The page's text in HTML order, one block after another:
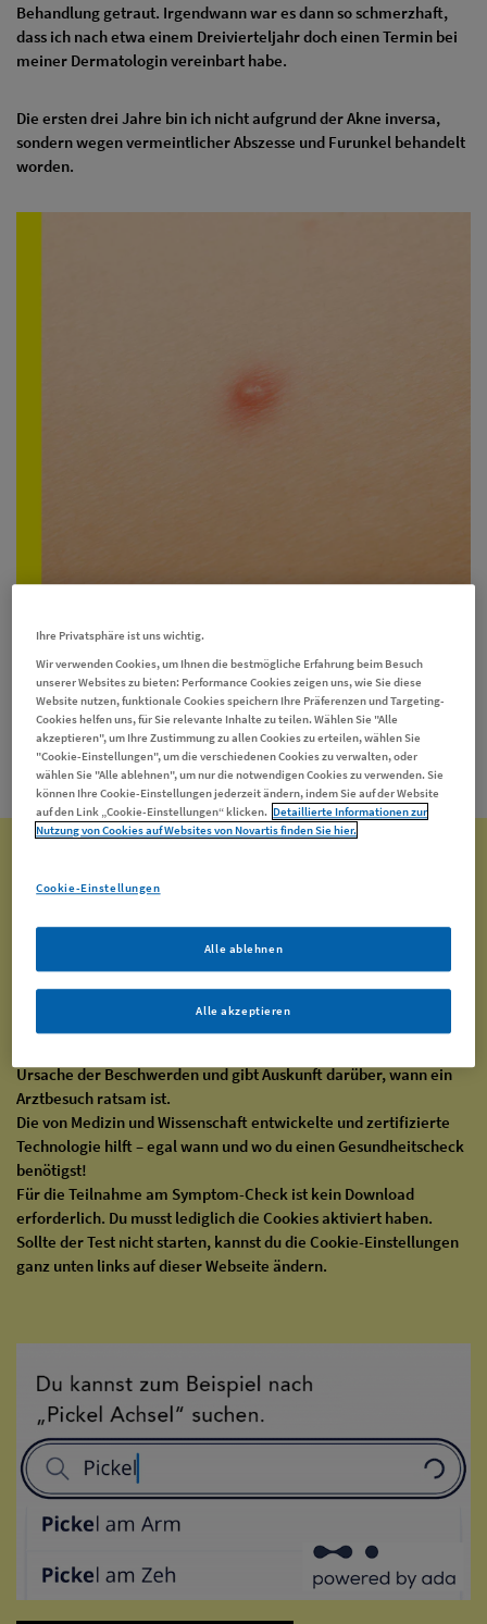
Behandlung getraut. Irgendwann war es dann so schmerzhaft,
dass ich nach etwa einem Dreivierteljahr doch einen Termin bei
meiner Dermatologin vereinbart habe.
Die ersten drei Jahre bin ich nicht aufgrund der Akne inversa,
sondern wegen vermeintlicher Abszesse und Furunkel behandelt
worden.
Meine Hautärztin wusste auch nicht, was es ist, und hat mich zur
Chirurgie geschickt, um die entzündeten Stellen aufschneiden zu
lassen. Alle Ärzt*innen haben nicht erkannt, dass es sich bei
meinen Symptomen um Akne inversa handelt. Ich selbst kannte
die Erkrankung bis dato ja auch nicht.
jetzt den Ada Symptom-Check!
Schmerzhafte Hautentzündungen, Juckreiz und
Bewegungseinschränkungen – die Symptome der chronisch-
entzündlichen Hauterkrankung Akne inversa können sehr
Ada analysiert anhand eines systematischen Fragenkatalogs
Ursache der Beschwerden und gibt Auskunft darüber, wann ein
Arztbesuch ratsam ist.
Die von Medizin und Wissenschaft entwickelte und zertifizierte
Technologie hilft – egal wann und wo du einen Gesundheitscheck
benötigst!
Für die Teilnahme am Symptom-Check ist kein Download
erforderlich. Du musst lediglich die Cookies aktiviert haben.
Sollte der Test nicht starten, kannst du die Cookie-Einstellungen
ganz unten links auf dieser Webseite ändern.
Ihre Privatsphäre ist uns wichtig.
Wir verwenden Cookies, um Ihnen die bestmögliche Erfahrung beim Besuch
unserer Websites zu bieten: Performance Cookies zeigen uns, wie Sie diese
Website nutzen, funktionale Cookies speichern Ihre Präferenzen und Targeting-
Cookies helfen uns, für Sie relevante Inhalte zu teilen. Wählen Sie "Alle
akzeptieren", um Ihre Zustimmung zu allen Cookies zu erteilen, wählen Sie
"Cookie-Einstellungen", um die verschiedenen Cookies zu verwalten, oder
wählen Sie "Alle ablehnen", um nur die notwendigen Cookies zu verwenden. Sie
können Ihre Cookie-Einstellungen jederzeit ändern, indem Sie auf der Website
auf den Link „Cookie-Einstellungen“ klicken. Detaillierte Informationen zur
Nutzung von Cookies auf Websites von Novartis finden Sie hier.
Cookie-Einstellungen
Alle ablehnen
Alle akzeptieren